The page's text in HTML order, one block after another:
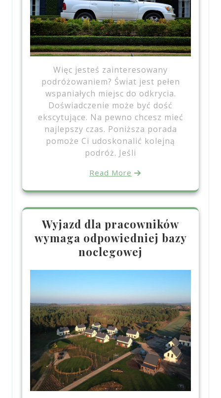
Więc jesteś zainteresowany
podróżowaniem? Świat jest pełen
wspaniałych miejsc do odkrycia.
Doświadczenie może być dość
ekscytujące. Na pewno chcesz mieć
najlepszy czas. Poniższa porada
pomoże Ci udoskonalić kolejną
podróż. Jeśli
Read More
Wyjazd dla pracowników
wymaga odpowiedniej bazy
noclegowej